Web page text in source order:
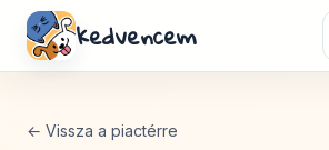
kedvencem
← Vissza a piactérre